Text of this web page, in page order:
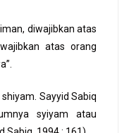
diwajibkan atas
atas orang
Sayyid Sabiq
syiyam atau